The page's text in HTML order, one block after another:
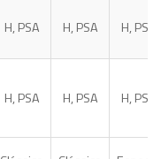
H, PSA H, PSA H, PSA
H, PSA H, PSA H, PSA